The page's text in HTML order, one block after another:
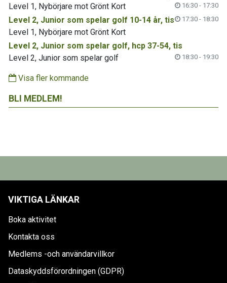
16:30 - 17:30
Level 1, Nybörjare mot Grönt Kort
Level 2, Junior som spelar golf 10-14 år, tis
17:30 - 18:30
Level 1, Nybörjare mot Grönt Kort
Level 2, Junior som spelar golf, hcp 37-54, tis
18:30 - 19:30
Level 2, Junior som spelar golf
Visa fler kommande
BLI MEDLEM!
VIKTIGA LÄNKAR
Boka aktivitet
Kontakta oss
Medlems -och användarvillkor
Dataskyddsförordningen (GDPR)